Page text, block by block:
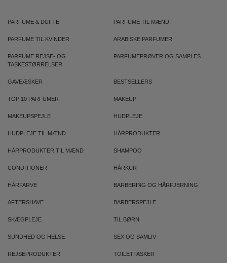
PARFUME & DUFTE PARFUME TIL MÆND
PARFUME TIL KVINDER ARABISKE PARFUMER
PARFUME REJSE- OG
TASKESTØRRELSER
PARFUMEPRØVER OG SAMPLES
GAVEÆSKER BESTSELLERS
TOP 10 PARFUMER MAKEUP
MAKEUPSPEJLE HUDPLEJE
HUDPLEJE TIL MÆND HÅRPRODUKTER
HÅRPRODUKTER TIL MÆND SHAMPOO
CONDITIONER HÅRKUR
HÅRFARVE BARBERING OG HÅRFJERNING
AFTERSHAVE BARBERSPEJLE
SKÆGPLEJE TIL BØRN
SUNDHED OG HELSE SEX OG SAMLIV
REJSEPRODUKTER TOILETTASKER